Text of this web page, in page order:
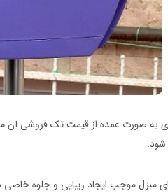
به صورت عمده از قیمت تک فروشی
شود.
منزل موجب ایجاد زیبایی و جلوه